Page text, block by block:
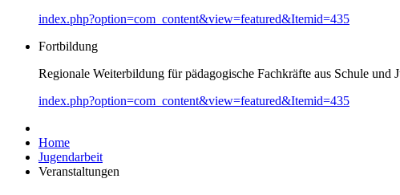
index.php?option=com_content&view=featured&Itemid=435
Fortbildung
Regionale Weiterbildung für pädagogische Fachkräfte aus Schule und
index.php?option=com_content&view=featured&Itemid=435
Home
Jugendarbeit
Veranstaltungen